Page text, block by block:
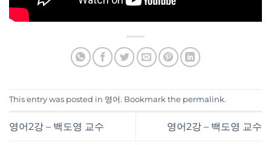
This entry was posted in 영어. Bookmark the permalink.
영어2강 – 백도영 교수 영어2강 – 백도영 교수